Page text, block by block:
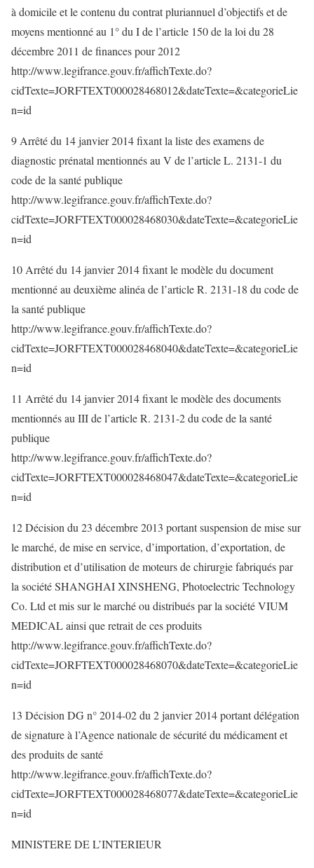
à domicile et le contenu du contrat pluriannuel d’objectifs et de
moyens mentionné au 1° du I de l’article 150 de la loi du 28
décembre 2011 de finances pour 2012
http://www.legifrance.gouv.fr/affichTexte.do?
cidTexte=JORFTEXT000028468012&dateTexte=&categorieLie
n=id
9 Arrêté du 14 janvier 2014 fixant la liste des examens de
diagnostic prénatal mentionnés au V de l’article L. 2131-1 du
code de la santé publique
http://www.legifrance.gouv.fr/affichTexte.do?
cidTexte=JORFTEXT000028468030&dateTexte=&categorieLie
n=id
10 Arrêté du 14 janvier 2014 fixant le modèle du document
mentionné au deuxième alinéa de l’article R. 2131-18 du code de
la santé publique
http://www.legifrance.gouv.fr/affichTexte.do?
cidTexte=JORFTEXT000028468040&dateTexte=&categorieLie
n=id
11 Arrêté du 14 janvier 2014 fixant le modèle des documents
mentionnés au III de l’article R. 2131-2 du code de la santé
publique
http://www.legifrance.gouv.fr/affichTexte.do?
cidTexte=JORFTEXT000028468047&dateTexte=&categorieLie
n=id
12 Décision du 23 décembre 2013 portant suspension de mise sur
le marché, de mise en service, d’importation, d’exportation, de
distribution et d’utilisation de moteurs de chirurgie fabriqués par
la société SHANGHAI XINSHENG, Photoelectric Technology
Co. Ltd et mis sur le marché ou distribués par la société VIUM
MEDICAL ainsi que retrait de ces produits
http://www.legifrance.gouv.fr/affichTexte.do?
cidTexte=JORFTEXT000028468070&dateTexte=&categorieLie
n=id
13 Décision DG n° 2014-02 du 2 janvier 2014 portant délégation
de signature à l’Agence nationale de sécurité du médicament et
des produits de santé
http://www.legifrance.gouv.fr/affichTexte.do?
cidTexte=JORFTEXT000028468077&dateTexte=&categorieLie
n=id
MINISTERE DE L’INTERIEUR